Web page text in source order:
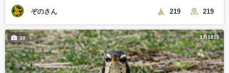
ぞのさん 219 219
3月18日
30